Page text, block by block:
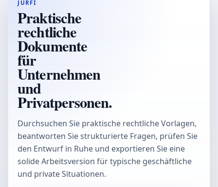
JURFI
Praktische
rechtliche
Dokumente
für
Unternehmen
und
Privatpersonen.
Durchsuchen Sie praktische rechtliche Vorlagen,
beantworten Sie strukturierte Fragen, prüfen Sie
den Entwurf in Ruhe und exportieren Sie eine
solide Arbeitsversion für typische geschäftliche
und private Situationen.